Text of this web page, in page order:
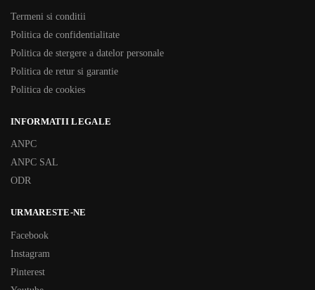
Termeni si conditii
Politica de confidentialitate
Politica de stergere a datelor personale
Politica de retur si garantie
Politica de cookies
INFORMATII LEGALE
ANPC
ANPC SAL
ODR
URMARESTE-NE
Facebook
Instagram
Pinterest